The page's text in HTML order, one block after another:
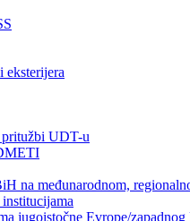
eksterijera
pritužbi UDT-u
na međunarodnom,
institucijama
jugoistočne Evrope/zapadnog